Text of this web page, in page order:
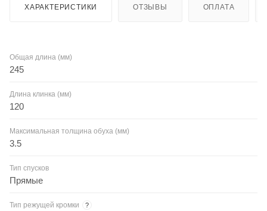
ХАРАКТЕРИСТИКИ ОТЗЫВЫ ОПЛАТА
Общая длина (мм)
245
Длина клинка (мм)
120
Максимальная толщина обуха (мм)
3.5
Тип спусков
Прямые
Тип режущей кромки ?